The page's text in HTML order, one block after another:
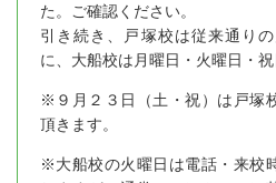
た。ご確認ください。
引き続き、戸塚校は従来通り
に、大船校は月曜日・火曜日・祝
※９月２３日（土・祝）は戸塚
頂きます。
※大船校の火曜日は電話・来校